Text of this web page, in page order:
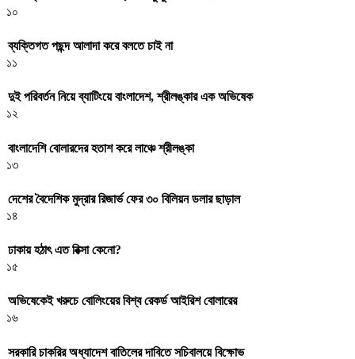
১০
ব্যক্তিগত পছন্দ আলাদা করে বলতে চাই না
১১
দুই পরিবর্তন নিয়ে ব্যাটিংয়ে বাংলাদেশ, শ্রীলঙ্কার এক অভিষেক
১২
বাংলাদেশি বোলারদের হতাশ করে লাঞ্চে শ্রীলঙ্কা
১৩
দেশের বৈদেশিক মুদ্রার রিজার্ভ ফের ৩০ বিলিয়ন ডলার ছাড়াল
১৪
ঢাকায় হঠাৎ এত রিক্সা কেনো?
১৫
অভিষেকেই খরুচে বোলিংয়ের বিশ্ব রেকর্ড আইরিশ বোলারের
১৬
সরকারি চাকরির অধ্যাদেশ বাতিলের দাবিতে সচিবালয়ে বিক্ষোভ